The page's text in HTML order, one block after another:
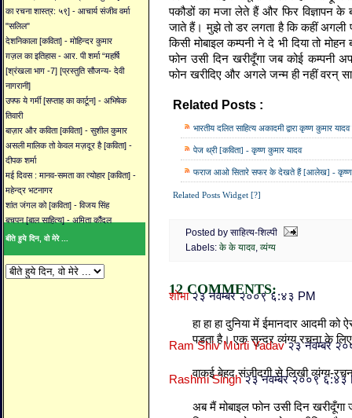
का रचना शास्त्र: ५९] - आचार्य संजीव वर्मा
"सलिल"
देशनिकाला [कविता] - मोहिन्दर कुमार
ग़ज़ल का इतिहास - आर. पी शर्मा “महर्षि
[श्रंखला भाग -7] [प्रस्तुति सौजन्य- देवी
नागरानी]
उफ्फ ये गर्मी [सप्ताह का कार्टून] - अभिषेक
तिवारी
बाज़ार और कविता [कविता] - सुशील कुमार
असली मालिक तो केवल मज़दूर है [कविता] -
दीपक शर्मा
मई दिवस : मानव-समता का त्योहार [कविता] -
महेन्द्र भटनागर
शांत जंगल को [कविता] - विजय सिंह
बचपन [बाल साहित्य] - अमिता कौंदल
बीते हुये दिन, वो मेरे ...
पकौडों का मजा लेते हैं और फिर विज्ञापन
जाते हैं। मुझे तो डर लगता है कि कहीं अगली
किसी मोबाइल कम्पनी ने दे भी दिया तो
फोन उसी दिन खरीदूँगा जब कोई कम्पनी
फोन खरीदिए और अगले जन्म ही नहीं वरन्
Related Posts :
भारतीय दलित साहित्य अकादमी द्वारा कृष्ण कुमार
पेज थ्री [कविता] - कृष्ण कुमार यादव
फराज आओ सितारे सफर के देखते हैं [आलेख] - कृष्ण
Related Posts Widget [?]
Posted by साहित्य-शिल्पी
Labels: के के यादव, व्यंग्य
12 COMMENTS:
शोभा २३ नवम्बर २००९ ६:४३ PM
हा हा हा दुनिया में ईमानदार आदमी को
पडता है। एक सुन्दर व्यंग्य रचना के
Ram Shiv Murti Yadav २३ नवम्बर
वाकई बेहद संजीदगी से लिखी व्यंग्य-
Rashmi Singh २३ नवम्बर २००९ ६:४३
अब मैं मोबाइल फोन उसी दिन खरीदूँगा